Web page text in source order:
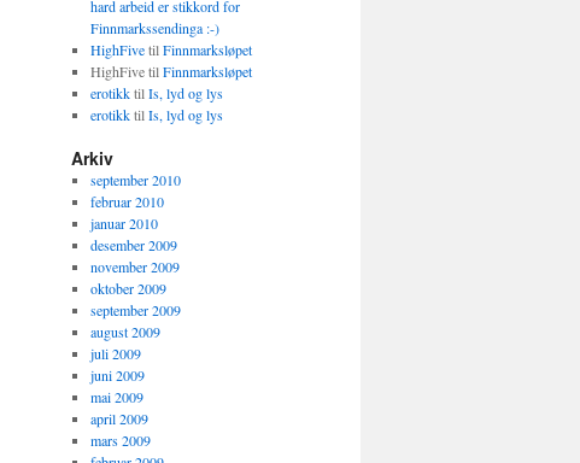
hard arbeid er stikkord for
Finnmarkssendinga :-)
HighFivetilFinnmarksløpet
HighFivetilFinnmarksløpet
erotikktilIs, lyd og lys
erotikktilIs, lyd og lys
Arkiv
september 2010
februar 2010
januar 2010
desember 2009
november 2009
oktober 2009
september 2009
august 2009
juli 2009
juni 2009
mai 2009
april 2009
mars 2009